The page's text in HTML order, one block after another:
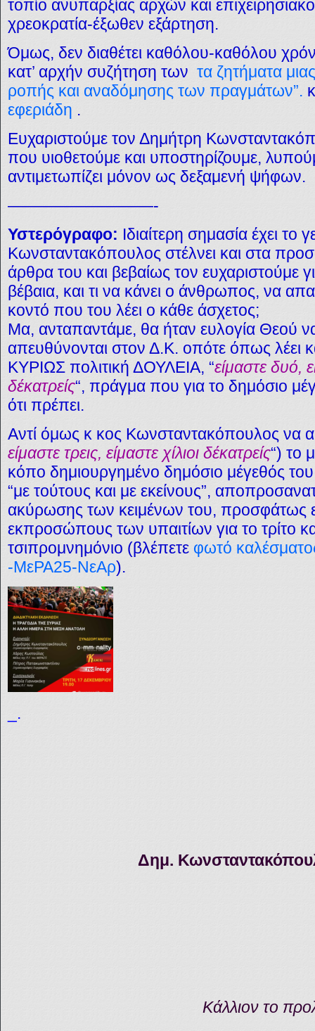
τοπίο ανυπαρξίας αρχών και
χρεοκρατία-έξωθεν εξάρτηση.
Όμως, δεν διαθέτει καθόλου-καθόλου
κατ’ αρχήν συζήτηση των τα ζητήματα
ροπής και αναδόμησης των πραγμάτων”.
εφεριάδη .
Ευχαριστούμε τον Δημήτρη
που υιοθετούμε και υποστηρίζουμε,
αντιμετωπίζει μόνον ως δεξαμενή ψήφων.
—————————-
Υστερόγραφο: Ιδιαίτερη σημασία έχει
Κωνσταντακόπουλος στέλνει και στα
άρθρα του και βεβαίως τον ευχαριστούμε
βέβαια, και τι να κάνει ο άνθρωπος, να
κοντό που του λέει ο κάθε άσχετος;
Μα, ανταπαντάμε, θα ήταν ευλογία Θεού
απευθύνονται στον Δ.Κ. οπότε όπως λέει
ΚΥΡΙΩΣ πολιτική ΔΟΥΛΕΙΑ, “είμαστε δυό,
δέκατρείς“, πράγμα που για το δημόσιο
ότι πρέπει.
Αντί όμως κ κος Κωνσταντακόπουλος να
είμαστε τρεις, είμαστε χίλιοι δέκατρείς“) το
κόπο δημιουργημένο δημόσιο μέγεθός του,
“με τούτους και με εκείνους”,
ακύρωσης των κειμένων του, προσφάτως
εκπροσώπους των υπαιτίων για το τρίτο
τσιπρομνημόνιο (βλέπετε φωτό
-ΜεΡΑ25-ΝεΑρ).
_.
Δημ.
Κάλλιον το